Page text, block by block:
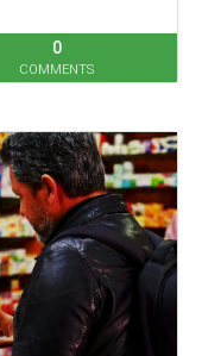
0
COMMENTS